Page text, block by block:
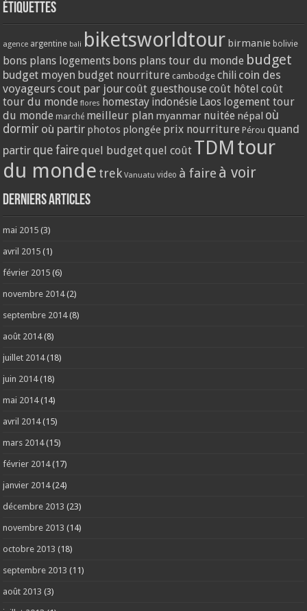
Étiquettes
agence argentine bali biketsworldtour birmanie bolivie
bons plans logements bons plans tour du monde budget
budget moyen budget nourriture cambodge chili coin des
voyageurs cout par jourcoût guesthouse coût hôtel coût
tour du monde flores homestay indonésie Laos logement tour
du monde marché meilleur plan myanmar nuitée népal où
dormir où partir photos plongée prix nourriture Pérou quand
partir que fairequel budgetquel coût TDM tour
du monde trek Vanuatu video à faire à voir
Derniers articles
mai 2015 (3)
avril 2015 (1)
février 2015 (6)
novembre 2014(2)
septembre 2014(8)
août 2014(8)
juillet 2014(18)
juin 2014(18)
mai 2014(14)
avril 2014(15)
mars 2014(15)
février 2014(17)
janvier 2014(24)
décembre 2013 (23)
novembre 2013 (14)
octobre 2013 (18)
septembre 2013 (11)
août 2013 (3)